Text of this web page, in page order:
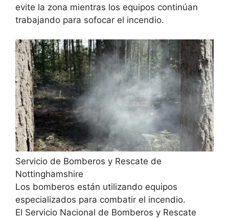
evite la zona mientras los equipos continúan
trabajando para sofocar el incendio.
Servicio de Bomberos y Rescate de
Nottinghamshire
Los bomberos están utilizando equipos
especializados para combatir el incendio.
El Servicio Nacional de Bomberos y Rescate